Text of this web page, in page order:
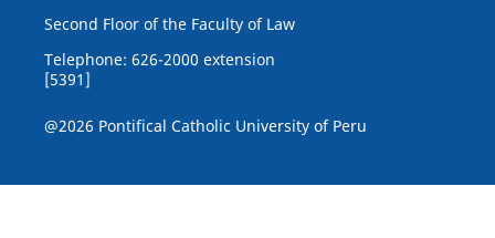
Second Floor of the Faculty of Law
Telephone: 626-2000 extension
[5391]
@2026 Pontifical Catholic University of Peru